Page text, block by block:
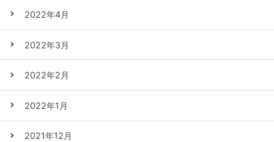
2022年4月
2022年3月
2022年2月
2022年1月
2021年12月